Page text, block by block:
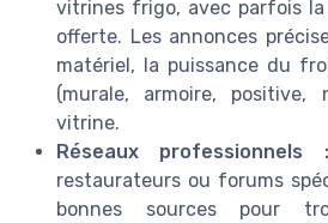
vitrines frigo, avec parfois
offerte. Les annonces
matériel, la puissance du
(murale, armoire,
vitrine.
Réseaux professionnels :
restaurateurs ou forums
bonnes sources pour